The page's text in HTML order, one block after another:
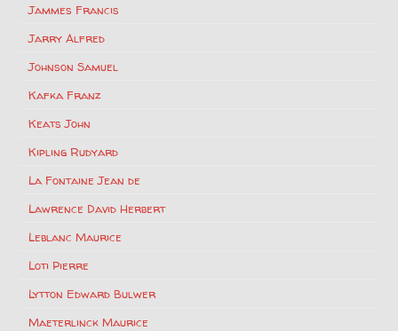
Jammes Francis
Jarry Alfred
Johnson Samuel
Kafka Franz
Keats John
Kipling Rudyard
La Fontaine Jean de
Lawrence David Herbert
Leblanc Maurice
Loti Pierre
Lytton Edward Bulwer
Maeterlinck Maurice